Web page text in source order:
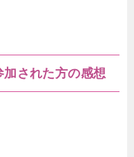
加された方の感想